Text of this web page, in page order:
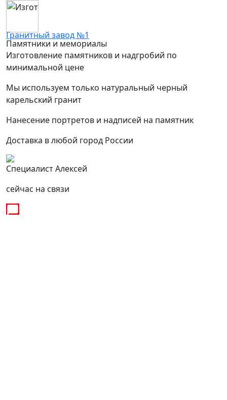
Гранитный завод №1
Памятники и мемориалы
Изготовление памятников и надгробий по
минимальной цене
Мы используем только натуральный черный
карельский гранит
Нанесение портретов и надписей на памятник
Доставка в любой город России
Специалист Алексей
сейчас на связи